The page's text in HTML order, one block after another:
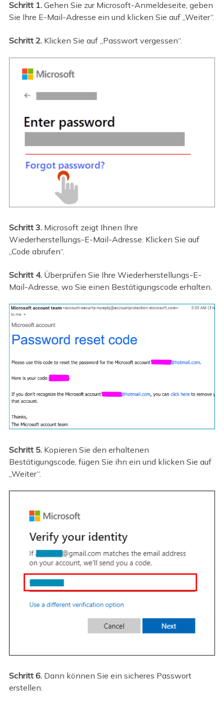
Schritt 1.Gehen Sie zur Microsoft-Anmeldeseite, geben
Sie Ihre E-Mail-Adresse ein und klicken Sie auf „Weiter“.
Schritt 2.Klicken Sie auf „Passwort vergessen“.
Schritt 3.Microsoft zeigt Ihnen Ihre
Wiederherstellungs-E-Mail-Adresse. Klicken Sie auf
„Code abrufen“.
Schritt 4.Überprüfen Sie Ihre Wiederherstellungs-E-
Mail-Adresse, wo Sie einen Bestätigungscode erhalten.
Schritt 5.Kopieren Sie den erhaltenen
Bestätigungscode, fügen Sie ihn ein und klicken Sie auf
„Weiter“.
Schritt 6.Dann können Sie ein sicheres Passwort
erstellen.